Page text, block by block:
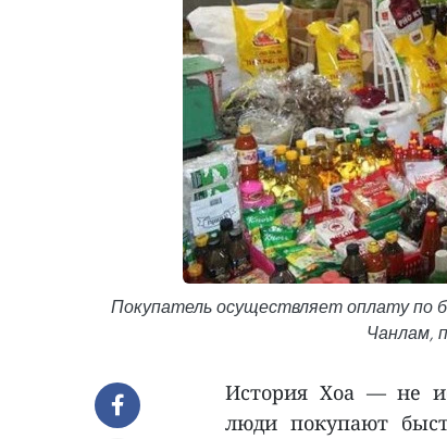
Покупатель осуществляет оплату по
Чанлам,
История Хоа — не
люди покупают